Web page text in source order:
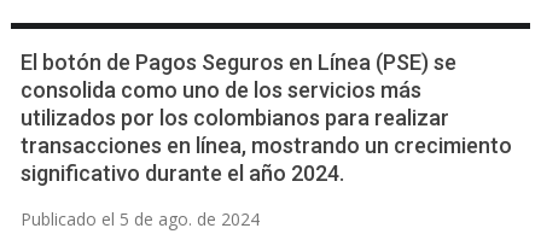
El botón de Pagos Seguros en Línea (PSE) se
consolida como uno de los servicios más
utilizados por los colombianos para realizar
transacciones en línea, mostrando un crecimiento
significativo durante el año 2024.
Publicado el 5 de ago. de 2024